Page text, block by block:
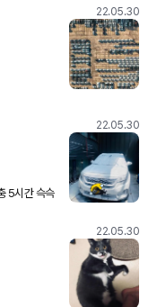
22.05.30
22.05.30
5시간 슥슥
22.05.30